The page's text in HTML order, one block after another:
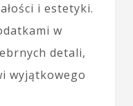
i estetyki.
w
detali,
wyjątkowego